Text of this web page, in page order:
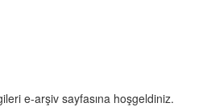
e-arşiv sayfasına hoşgeldiniz.